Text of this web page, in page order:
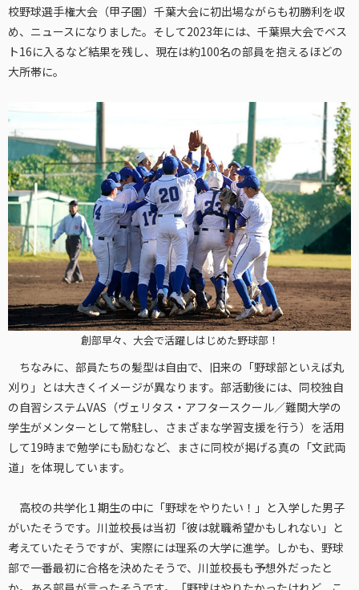
校野球選手権大会（甲子園）千葉大会に初出場ながらも初勝利を収
め、ニュースになりました。そして2023年には、千葉県大会でベス
ト16に入るなど結果を残し、現在は約100名の部員を抱えるほどの
大所帯に。
創部早々、大会で活躍しはじめた野球部！
ちなみに、部員たちの髪型は自由で、旧来の「野球部といえば丸
刈り」とは大きくイメージが異なります。部活動後には、同校独自
の自習システムVAS（ヴェリタス・アフタースクール／難関大学の
学生がメンターとして常駐し、さまざまな学習支援を行う）を活用
して19時まで勉学にも励むなど、まさに同校が掲げる真の「文武両
道」を体現しています。
高校の共学化１期生の中に「野球をやりたい！」と入学した男子
がいたそうです。川並校長は当初「彼は就職希望かもしれない」と
考えていたそうですが、実際には理系の大学に進学。しかも、野球
部で一番最初に合格を決めたそうで、川並校長も予想外だったと